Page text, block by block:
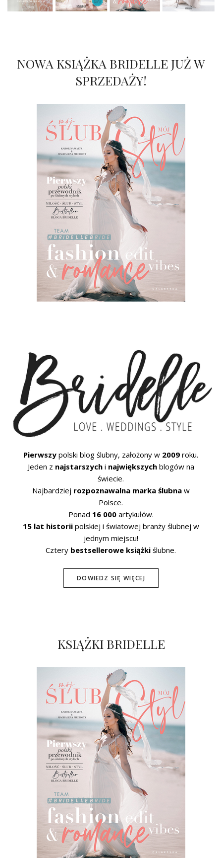
NOWA KSIĄŻKA BRIDELLE JUŻ W
SPRZEDAŻY!
Pierwszy polski blog ślubny, założony w 2009 roku.
Jeden z najstarszychi największychblogów na
świecie.
Najbardziej rozpoznawalna marka ślubnaw
Polsce.
Ponad 16 000artykułów.
15 lat historiipolskiej i światowej branży ślubnej w
jednym miejscu!
Cztery bestsellerowe książki ślubne.
DOWIEDZ SIĘ WIĘCEJ
KSIĄŻKI BRIDELLE